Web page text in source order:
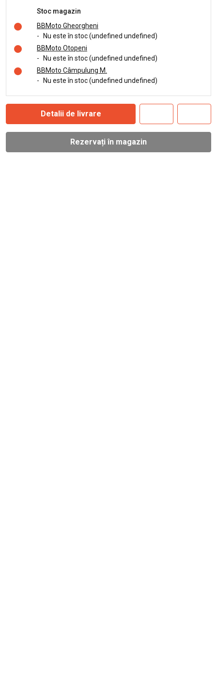
Stoc magazin
BBMoto Gheorgheni
-
Nu este în stoc (undefined undefined)
BBMoto Otopeni
-
Nu este în stoc (undefined undefined)
BBMoto Câmpulung M.
-
Nu este în stoc (undefined undefined)
Detalii de livrare
Rezervați în magazin